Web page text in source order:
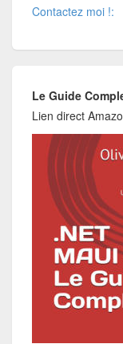
Contactez moi !:
Le Guide
Lien direct